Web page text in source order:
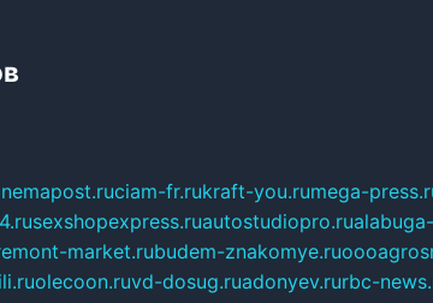
ciam-fr.rukraft-you.rumega-
sexshopexpress.ruautostudiopro.ru
market.rubudem-znakomye.ru
olecoon.ruvd-dosug.ruadonyev.rurbc-